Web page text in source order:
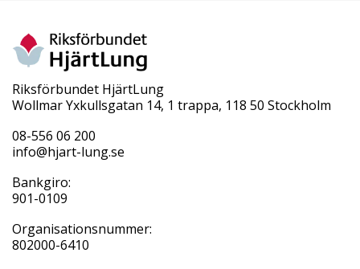
Riksförbundet HjärtLung
Wollmar Yxkullsgatan 14, 1 trappa, 118 50 Stockholm
08-556 06 200
info@hjart-lung.se
Bankgiro:
901-0109
Organisationsnummer:
802000-6410